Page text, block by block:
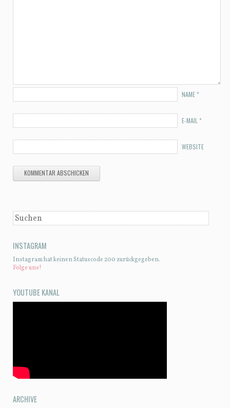
NAME*
E-MAIL *
WEBSITE
SUCHEN
INSTAGRAM
Instagram hat keinen Statuscode 200 zurückgegeben.
Folge uns!
YOUTUBE KANAL
ARCHIVE